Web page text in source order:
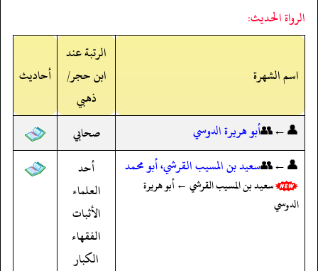
الرواة الحديث:
اسم الشهرة
الرتبة عند
ابن حجر/
ذهبي
أحاديث
👤←👥أبو هريرة الدوسي
صحابي
👤←👥سعيد بن المسيب القرشي، أبو محمد
سعيد بن المسيب القرشي ← أبو هريرة
الدوسي
أحد
العلماء
الأثبات
الفقهاء
الكبار